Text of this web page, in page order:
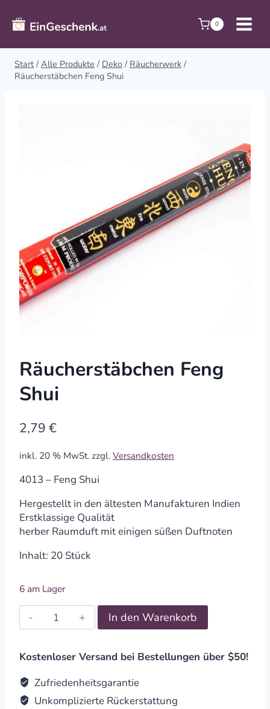
Inhalt
springen
0
Start / Alle Produkte / Deko / Räucherwerk /
Räucherstäbchen Feng Shui
Räucherstäbchen Feng
Shui
2,79 €
inkl. 20 % MwSt. zzgl. Versandkosten
4013 – Feng Shui
Hergestellt in den ältesten Manufakturen Indien
Erstklassige Qualität
herber Raumduft mit einigen süßen Duftnoten
Inhalt: 20 Stück
6 am Lager
Räucherstäbchen
Feng
quantity
In den Warenkorb
Kostenloser Versand bei Bestellungen über $50!
Zufriedenheitsgarantie
Unkomplizierte Rückerstattung